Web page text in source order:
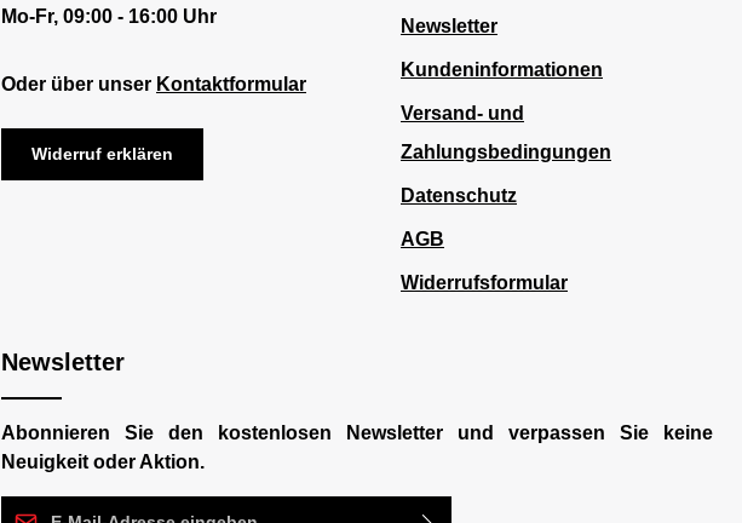
Mo-Fr, 09:00 - 16:00 Uhr
Oder über unser Kontaktformular
Widerruf erklären
Newsletter
Kundeninformationen
Versand- und
Zahlungsbedingungen
Datenschutz
AGB
Widerrufsformular
Newsletter
Abonnieren Sie den kostenlosen Newsletter und verpassen Sie keine
Neuigkeit oder Aktion.
E-Mail-Adresse*